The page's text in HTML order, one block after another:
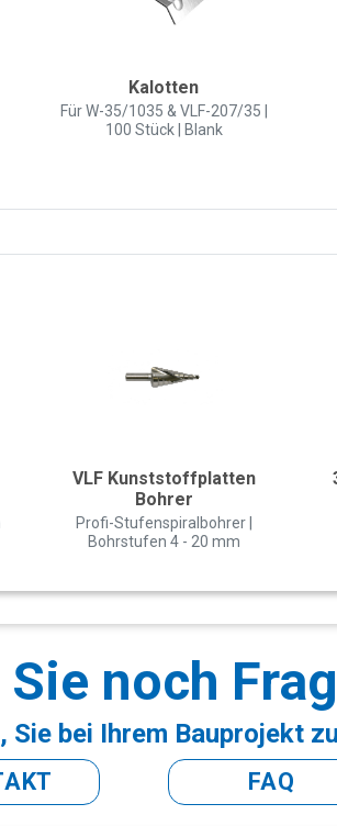
Kalotten
Für W-35/1035 & VLF-207/35 |
100 Stück | Blank
VLF Kunststoffplatten
Bohrer
Profi-Stufenspiralbohrer |
Bohrstufen 4 - 20 mm
noch
Sie bei Ihrem Bauprojekt
FAQ